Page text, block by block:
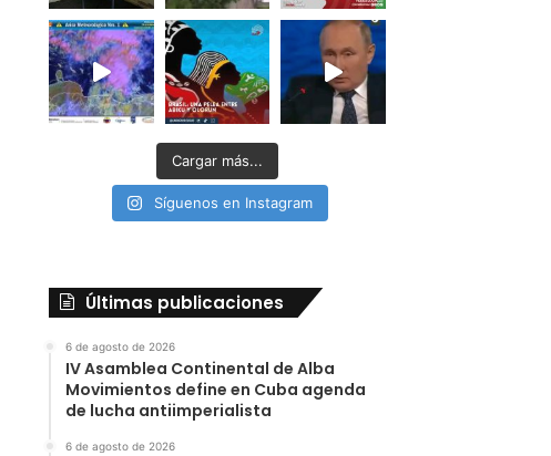
Cargar más...
Síguenos en Instagram
Últimas publicaciones
6 de agosto de 2026
IV Asamblea Continental de Alba
Movimientos define en Cuba agenda
de lucha antiimperialista
6 de agosto de 2026